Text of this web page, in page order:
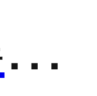
致得E8档案管理系统